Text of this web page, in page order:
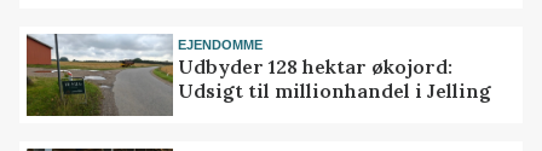
EJENDOMME
Udbyder 128 hektar økojord:
Udsigt til millionhandel i Jelling